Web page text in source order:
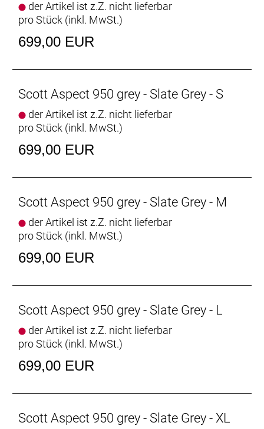
der Artikel ist z.Z. nicht lieferbar
pro Stück (inkl. MwSt.)
699,00 EUR
Scott Aspect 950 grey - Slate Grey - S
der Artikel ist z.Z. nicht lieferbar
pro Stück (inkl. MwSt.)
699,00 EUR
Scott Aspect 950 grey - Slate Grey - M
der Artikel ist z.Z. nicht lieferbar
pro Stück (inkl. MwSt.)
699,00 EUR
Scott Aspect 950 grey - Slate Grey - L
der Artikel ist z.Z. nicht lieferbar
pro Stück (inkl. MwSt.)
699,00 EUR
Scott Aspect 950 grey - Slate Grey - XL